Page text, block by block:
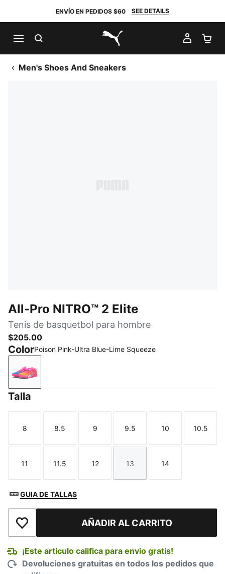
ENVÍO EN PEDIDOS $60 SEE DETAILS
PUMA.com
MI
Men's Shoes And Sneakers
All-Pro NITRO™ 2 Elite
Tenis de basquetbol para hombre
$205.00
ColorPoison Pink-Ultra Blue-Lime Squeeze
Poison Pink-Ultra Blue-Lime Squeeze
Talla
Talla
8
Talla
8.5
Talla
9
Talla
9.5
Talla
10
Talla
10.5
Talla
11
Talla
11.5
Talla
12
Talla
13
Talla
14
GUIA DE TALLAS
Añadir a la lista de deseosAÑADIR AL CARRITO
¡Este articulo califica para envio gratis!
Devoluciones gratuitas en todos los pedidos que